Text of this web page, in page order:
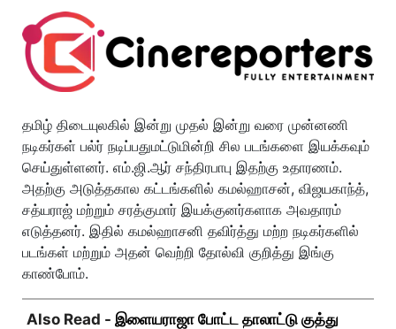
தமிழ் திடையுலகில் இன்று முதல் இன்று வரை முன்னணி
நடிகர்கள் பல்ர் நடிப்பதுமட்டுமின்றி சில படங்களை இயக்கவும்
செய்துள்ளனர். எம்.ஜி.ஆர் சந்திரபாபு இதற்கு உதாரணம்.
அதற்கு அடுத்தகால கட்டங்களில் கமல்ஹாசன், விஜயகாந்த்,
சத்யராஜ் மற்றும் சரத்குமார் இயக்குனர்களாக அவதாரம்
எடுத்தனர். இதில் கமல்ஹாசனி தவிர்த்து மற்ற நடிகர்களில்
படங்கள் மற்றும் அதன் வெற்றி தோல்வி குறித்து இங்கு
காண்போம்.
Also Read - இளையராஜா போட்ட தாலாட்டு குத்து